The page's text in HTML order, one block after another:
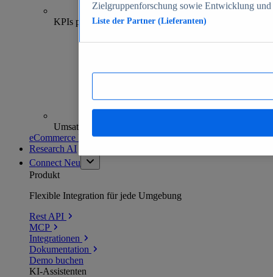
70+
KPIs pro Shop
Umsatzanalysen und -prognosen
eCommerce Insights entdecken
Research AI
Connect Neu
Produkt
Flexible Integration für jede Umgebung
Rest API
MCP
Integrationen
Dokumentation
Demo buchen
KI-Assistenten
Zielgruppenforschung sowie Entwicklung
Liste der Partner (Lieferanten)